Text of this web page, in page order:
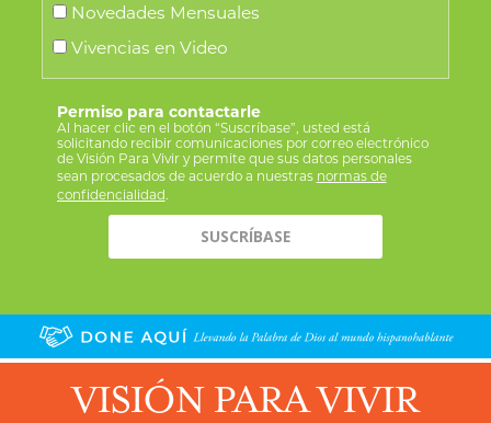
Novedades Mensuales
Vivencias en Video
Permiso para contactarle
Al hacer clic en el botón “Suscríbase”, usted está
solicitando recibir comunicaciones por correo electrónico
de Visión Para Vivir y permite que sus datos personales
sean procesados de acuerdo a nuestras normas de
confidencialidad.
VISIÓN PARA VIVIR